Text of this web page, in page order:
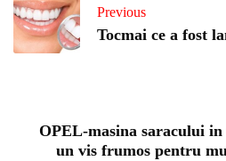
Previous
Tocmai ce a fost
OPEL-masina saracului
un vis frumos pentru